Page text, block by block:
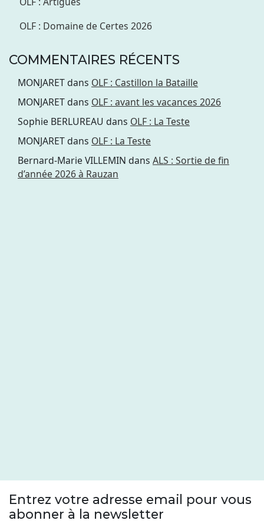
OLF : Domaine de Certes 2026
COMMENTAIRES RÉCENTS
MONJARETdans OLF : Castillon la Bataille
MONJARETdans OLF : avant les vacances 2026
Sophie BERLUREAU dans OLF : La Teste
MONJARETdans OLF : La Teste
Bernard-Marie VILLEMIN dans ALS : Sortie de fin
d’année 2026 à Rauzan
Entrez votre adresse email pour vous
abonner à la newsletter